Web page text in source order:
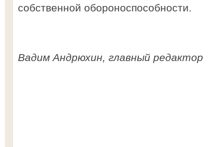
собственной обороноспособности.
Вадим Андрюхин, главный редактор